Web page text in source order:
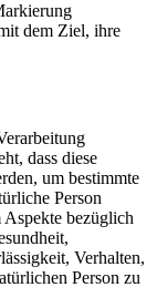
dem Ziel, ihre
dass diese
um bestimmte
Person
Aspekte bezüglich
Verhalten,
Person zu